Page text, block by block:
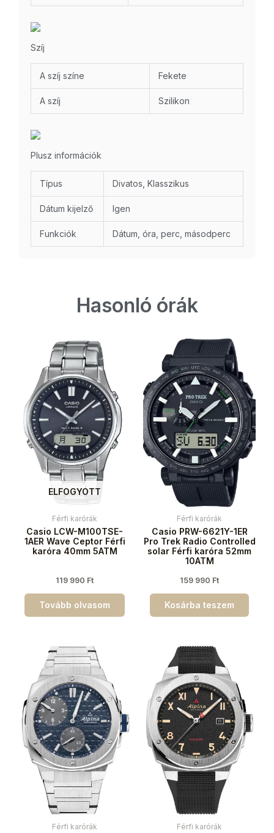
Szíj
A szíj színe Fekete
A szíj Szilikon
Plusz információk
Típus Divatos, Klasszikus
Dátum kijelző Igen
Funkciók Dátum, óra, perc, másodperc
Hasonló órák
ELFOGYOTT
Férfi karórák
Casio LCW-M100TSE-
1AER Wave Ceptor Férfi
karóra 40mm 5ATM
119 990 Ft
Tovább olvasom
Férfi karórák
Casio PRW-6621Y-1ER
Pro Trek Radio Controlled
solar Férfi karóra 52mm
10ATM
159 990 Ft
Kosárba teszem
Férfi karórák Férfi karórák